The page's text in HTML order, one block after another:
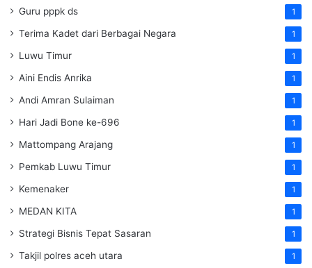
Guru pppk ds 1
Terima Kadet dari Berbagai Negara 1
Luwu Timur 1
Aini Endis Anrika 1
Andi Amran Sulaiman 1
Hari Jadi Bone ke-696 1
Mattompang Arajang 1
Pemkab Luwu Timur 1
Kemenaker 1
MEDAN KITA 1
Strategi Bisnis Tepat Sasaran 1
Takjil polres aceh utara 1